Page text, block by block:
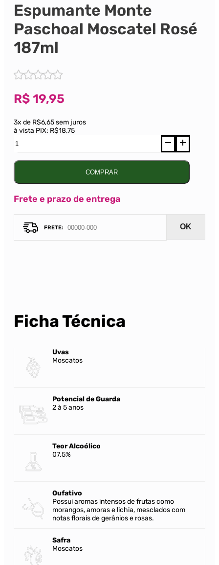
Espumante Monte
Paschoal Moscatel Rosé
187ml
R$ 19,95
3x de R$6,65 sem juros
à vista PIX: R$18,75
Monte
Moscatel
187ml
COMPRAR
Frete e prazo de entrega
OK
Ficha Técnica
Uvas
Moscatos
Potencial de Guarda
2 à 5 anos
Teor Alcoólico
07.5%
Oufativo
Possui aromas intensos de frutas como
morangos, amoras e lichia, mesclados com
notas florais de gerânios e rosas.
Safra
Moscatos